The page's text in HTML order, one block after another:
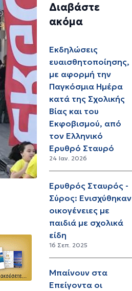
Διαβάστε
ακόμα
Εκδηλώσεις
ευαισθητοποίησης,
με αφορμή την
Παγκόσμια Ημέρα
κατά της Σχολικής
Βίας και του
Εκφοβισμού, από
τον Ελληνικό
Ερυθρό Σταυρό
24 Ιαν. 2026
Ερυθρός Σταυρός -
Σύρος: Ενισχύθηκαν
οικογένειες με
παιδιά με σχολικά
είδη
16 Σεπ. 2025
Μπαίνουν στα
Επείγοντα οι